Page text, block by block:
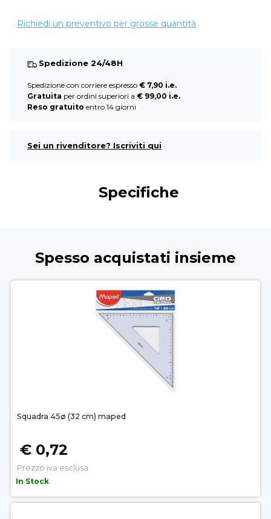
Richiedi un preventivo per grosse quantità
Spedizione 24/48H
Spedizione con corriere espresso € 7,90 i.e.
Gratuita per ordini superiori a € 99,00 i.e.
Reso gratuito entro 14 giorni
Sei un rivenditore? Iscriviti qui
Specifiche
Spesso acquistati insieme
Squadra 45ø (32 cm) maped
€ 0,72
Prezzo iva esclusa
In Stock